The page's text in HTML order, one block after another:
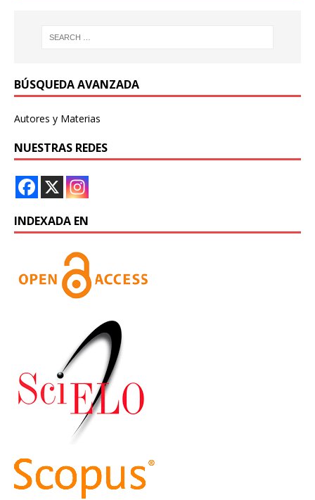
BÚSQUEDA AVANZADA
Autores y Materias
NUESTRAS REDES
INDEXADA EN